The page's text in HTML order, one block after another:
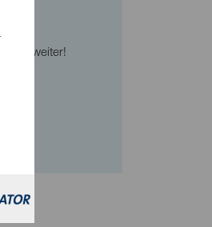
weiter!